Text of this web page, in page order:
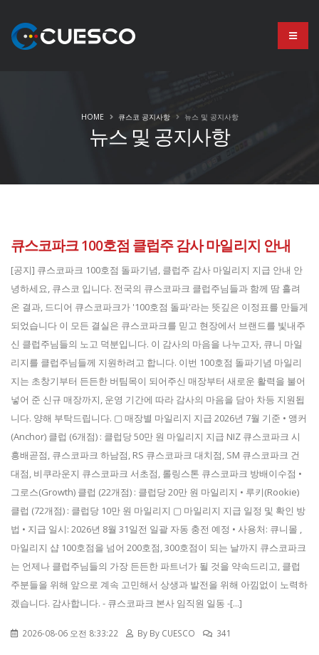
뉴스 및 공지사항
HOME 큐스코 공지사항 뉴스 및 공지사항
큐스코파크 100호점 클럽주 감사 마일리지 안내
[공지] 큐스코파크 100호점 돌파기념, 클럽주 감사 마일리지 지급 안내 안
녕하세요, 큐스코 입니다. 전국의 큐스코파크 클럽주님들과 함께 땀 흘려
온 결과, 드디어 큐스코파크가 '100호점 돌파'라는 뜻깊은 이정표를 만들게
되었습니다 이 모든 결실은 큐스코파크를 믿고 현장에서 브랜드를 빛내주
신 클럽주님들의 노고 덕분입니다. 이 감사의 마음을 나누고자, 큐니 마일
리지를 클럽주님들께 지원하려고 합니다. 이번 100호점 돌파기념 마일리
지는 초창기부터 든든한 버팀목이 되어주신 매장부터 새로운 활력을 불어
넣어 준 신규 매장까지, 운영 기간에 따라 감사의 마음을 담아 차등 지원됩
니다. 양해 부탁드립니다. ▢ 매장별 마일리지 지급 2026년 7월 기준 • 앵커
(Anchor) 클럽 (6개점) : 클럽당 50만 원 마일리지 지급 NIZ 큐스코파크 시
흥배곧점, 큐스코파크 하남점, RS 큐스코파크 대치점, SM 큐스코파크 건
대점, 비쿠라운지 큐스코파크 서초점, 롤링스톤 큐스코파크 방배이수점 •
그로스(Growth) 클럽 (22개점) : 클럽당 20만 원 마일리지 • 루키(Rookie)
클럽 (72개점) : 클럽당 10만 원 마일리지 ▢ 마일리지 지급 일정 및 확인 방
법 • 지급 일시: 2026년 8월 31일전 일괄 자동 충전 예정 • 사용처: 큐니몰 ,
마일리지 샵 100호점을 넘어 200호점, 300호점이 되는 날까지 큐스코파크
는 언제나 클럽주님들의 가장 든든한 파트너가 될 것을 약속드리고, 클럽
주분들을 위해 앞으로 계속 고민해서 상생과 발전을 위해 아낌없이 노력하
겠습니다. 감사합니다. - 큐스코파크 본사 임직원 일동 -[...]
2026-08-06 오전 8:33:22 By By CUESCO 341